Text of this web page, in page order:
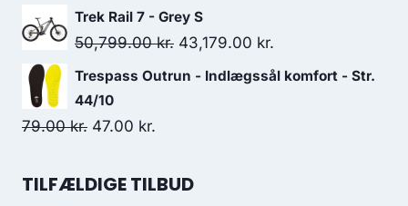
price
was:
price
is:
Trek Rail 7 - Grey S
50,799.00kr. Original
price
43,179.00 kr.
price
Trespass Outrun - Indlægssål komfort - Str.
44/10
79.00kr. Original
was:
47.00 kr.
is:
TILFÆLDIGE TILBUD